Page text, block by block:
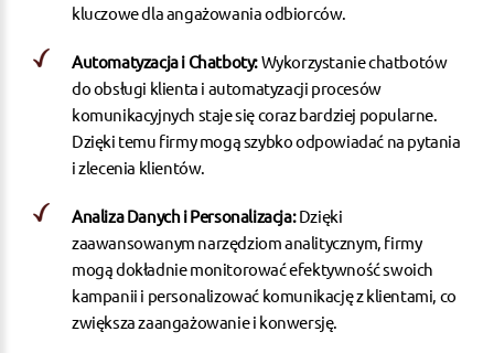
kluczowe dla angażowania odbiorców.
Automatyzacja i Chatboty:Wykorzystanie chatbotów
do obsługi klienta i automatyzacji procesów
komunikacyjnych staje się coraz bardziej popularne.
Dzięki temu firmy mogą szybko odpowiadać na pytania
i zlecenia klientów.
Analiza Danych i Personalizacja:Dzięki
zaawansowanym narzędziom analitycznym, firmy
mogą dokładnie monitorować efektywność swoich
kampanii i personalizować komunikację z klientami, co
zwiększa zaangażowanie i konwersję.